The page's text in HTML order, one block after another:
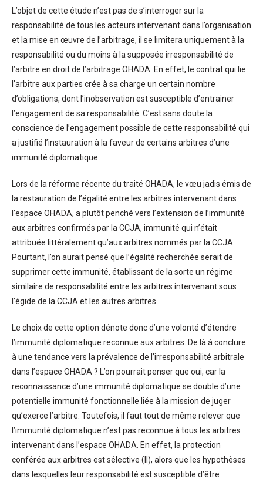
L’objet de cette étude n’est pas de s’interroger sur la
responsabilité de tous les acteurs intervenant dans l’organisation
et la mise en œuvre de l’arbitrage, il se limitera uniquement à la
responsabilité ou du moins à la supposée irresponsabilité de
l’arbitre en droit de l’arbitrage OHADA. En effet, le contrat qui lie
l’arbitre aux parties crée à sa charge un certain nombre
d’obligations, dont l’inobservation est susceptible d’entrainer
l’engagement de sa responsabilité. C’est sans doute la
conscience de l’engagement possible de cette responsabilité qui
a justifié l’instauration à la faveur de certains arbitres d’une
immunité diplomatique.
Lors de la réforme récente du traité OHADA, le vœu jadis émis de
la restauration de l’égalité entre les arbitres intervenant dans
l’espace OHADA, a plutôt penché vers l’extension de l’immunité
aux arbitres confirmés par la CCJA, immunité qui n’était
attribuée littéralement qu’aux arbitres nommés par la CCJA.
Pourtant, l’on aurait pensé que l’égalité recherchée serait de
supprimer cette immunité, établissant de la sorte un régime
similaire de responsabilité entre les arbitres intervenant sous
l’égide de la CCJA et les autres arbitres.
Le choix de cette option dénote donc d’une volonté d’étendre
l’immunité diplomatique reconnue aux arbitres. De là à conclure
à une tendance vers la prévalence de l’irresponsabilité arbitrale
dans l’espace OHADA ? L’on pourrait penser que oui, car la
reconnaissance d’une immunité diplomatique se double d’une
potentielle immunité fonctionnelle liée à la mission de juger
qu’exerce l’arbitre. Toutefois, il faut tout de même relever que
l’immunité diplomatique n’est pas reconnue à tous les arbitres
intervenant dans l’espace OHADA. En effet, la protection
conférée aux arbitres est sélective (II), alors que les hypothèses
dans lesquelles leur responsabilité est susceptible d’être